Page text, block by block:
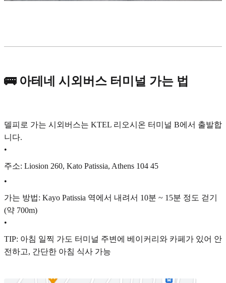
🚌 아테네 시외버스 터미널 가는 법
델피로 가는 시외버스는 KTEL 리오시온 터미널 B에서 출발합
니다.
•
주소: Liosion 260, Kato Patissia, Athens 104 45
•
가는 방법: Kayo Patissia 역에서 내려서 10분 ~ 15분 정도 걷기
(약 700m)
•
TIP: 아침 일찍 가도 터미널 주변에 베이커리와 카페가 있어 안
전하고, 간단한 아침 식사 가능